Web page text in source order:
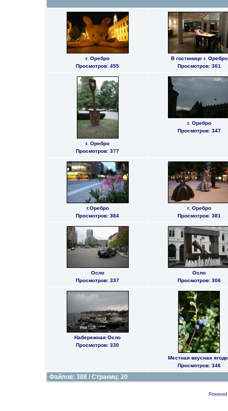
г. Оребро
Просмотров: 455
В гостинице г. Оребро
Просмотров: 361
г. Оребро
Просмотров: 377
г. Оребро
Просмотров: 347
г.Оребро
Просмотров: 384
г. Оребро
Просмотров: 381
Осло
Просмотров: 337
Осло
Просмотров: 306
Набережная Осло
Просмотров: 330
Местная вкусная
Просмотров: 346
Файлов: 388 / Страниц: 20